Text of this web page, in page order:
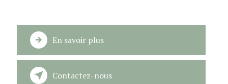
En savoir plus
Contactez-nous